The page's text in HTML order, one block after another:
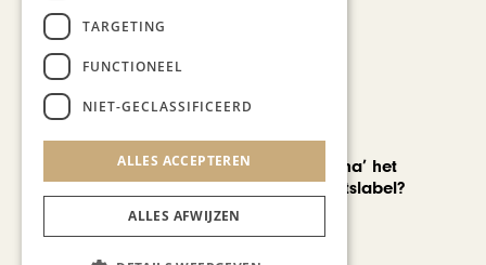
AUTOMOTIVE
Is ‘Made in China’ het
nieuwe kwaliteitslabel?
TARGETING
FUNCTIONEEL
NIET-GECLASSIFICEERD
ALLES ACCEPTEREN
ALLES AFWIJZEN